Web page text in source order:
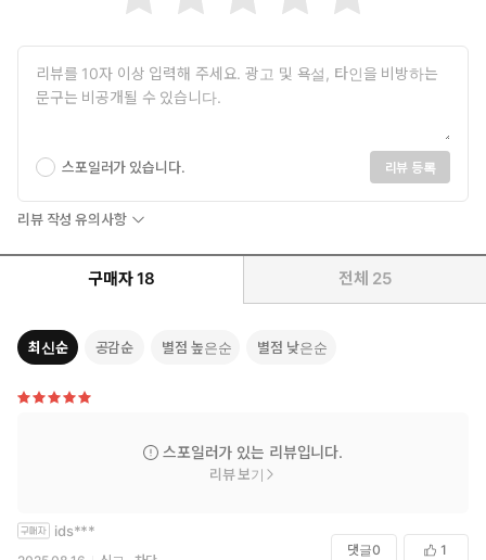
스포일러가 있습니다. 리뷰 등록
리뷰 작성 유의사항
구매자 18 전체 25
최신순 공감순 별점 높은순 별점 낮은순
스포일러가 있는 리뷰입니다.
리뷰 보기
ids***
댓글0 1